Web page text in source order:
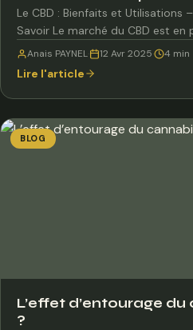
Le CBD : Bienfaits et Utilisations
Savoir Le marché du CBD est en
Anais PAYNEL 12 Avr 2025 4 min
Lire l'article
BLOG
L’effet d’entourage
?